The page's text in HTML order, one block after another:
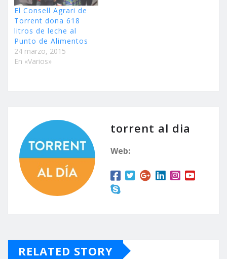
El Consell Agrari de
Torrent dona 618
litros de leche al
Punto de Alimentos
24 marzo, 2015
En «Varios»
torrent al dia
Web:
RELATED STORY